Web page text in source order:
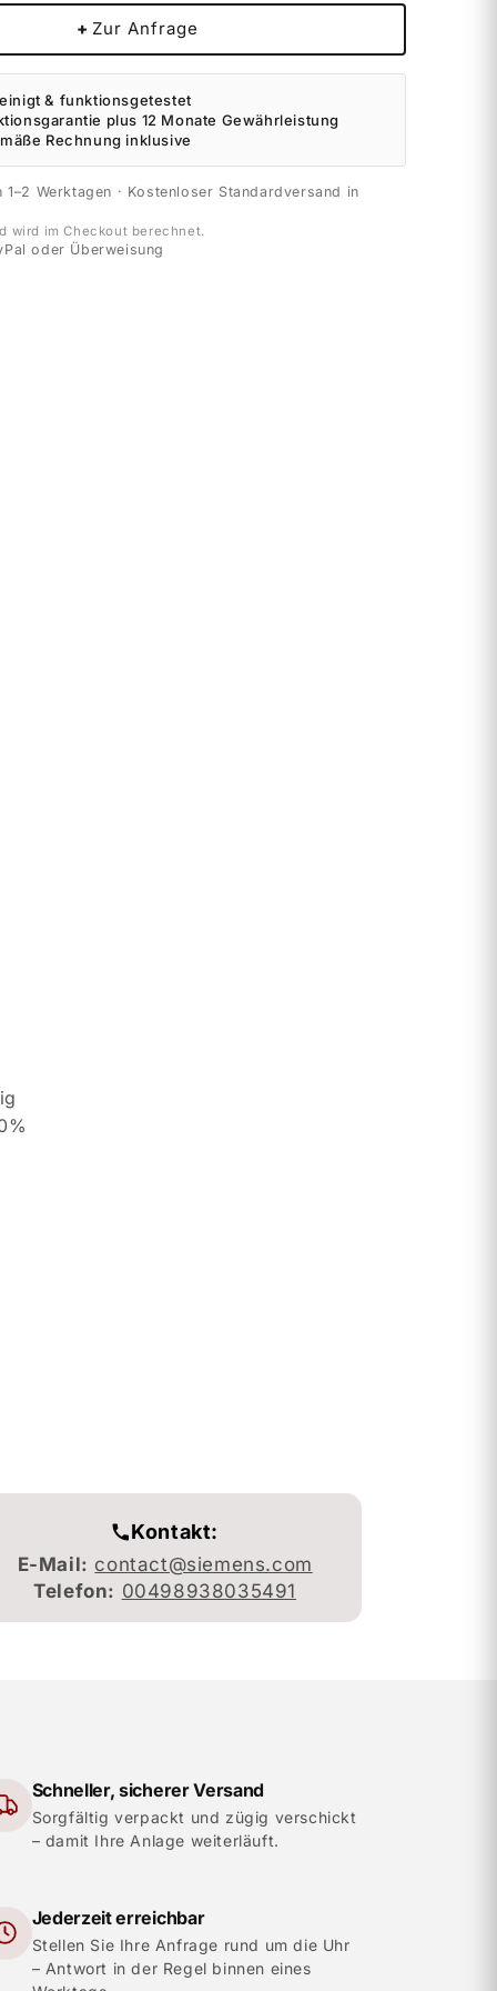
+ Zur Anfrage
& funktionsgetestet
plus 12 Monate Gewährleistung
Rechnung inklusive
Werktagen · Kostenloser Standardversand in
wird im Checkout berechnet.
oder Überweisung
Kontakt:
E-Mail: contact@siemens.com
Telefon: 00498938035491
Schneller, sicherer Versand
Sorgfältig verpackt und zügig verschickt
– damit Ihre Anlage weiterläuft.
Jederzeit erreichbar
Stellen Sie Ihre Anfrage rund um die Uhr
– Antwort in der Regel binnen eines